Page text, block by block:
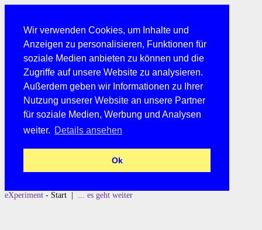
Wir verwenden Cookies, um Inhalte und
Anzeigen zu personalisieren, Funktionen für
soziale Medien anbieten zu können und die
Zugriffe auf unsere Website zu analysieren.
Außerdem geben wir Informationen zu Ihrer
Nutzung unserer Website an unsere Partner
für soziale Medien, Werbung und Analysen
weiter. Details ansehen
Ok
eXperiment - Start | ... es geht weiter